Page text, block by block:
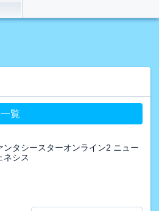
覧
ンタシースターオンライン2 ニュー
ネシス